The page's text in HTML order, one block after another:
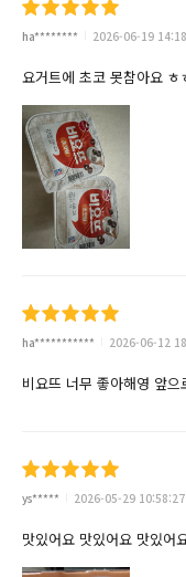
ha******** 2026-06-19
요거트에 초코 못참아요 ㅎ
ha*********** 2026-06-12
비요뜨 너무 좋아해영 앞으
ys***** 2026-05-29 10:58:27
맛있어요 맛있어요 맛있어